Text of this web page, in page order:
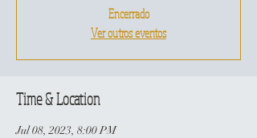
Encerrado
Ver outros eventos
Time & Location
Jul 08, 2023, 8:00 PM